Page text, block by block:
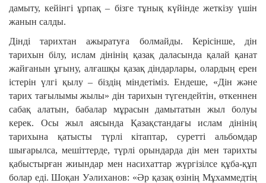
дамыту, кейінгі ұрпақ – бізге тұнық күйінде жеткізу үшін
жанын салды.
Дінді тарихтан ажыратуға болмайды. Керісінше, дін
тарихын білу, ислам дінінің қазақ даласында қалай қанат
жайғанын ұғыну, алғашқы қазақ діндарлары, олар­дың ерен
істерін үлгі қылу – біздің мінде­тіміз. Ендеше, «Дін және
тарих тағылымы жылы» дін тарихын түгендейтін, өткеннен
сабақ алатын, бабалар мұрасын дамытатын жыл болуы
керек. Осы жыл аясында Қазақстан­дағы ислам дінінің
тарихына қатысты түрлі кітаптар, суретті альбомдар
шығарылса, ме­шіт­терде, түрлі орындарда дін мен тарих­ты
қабыстырған жиындар мен насихаттар жүргізілсе құба-құп
болар еді. Шоқан Уәли­ханов: «Әр қазақ өзінің Мұхаммедтің